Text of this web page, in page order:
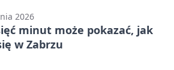
2026
minut może pokazać, jak
w Zabrzu